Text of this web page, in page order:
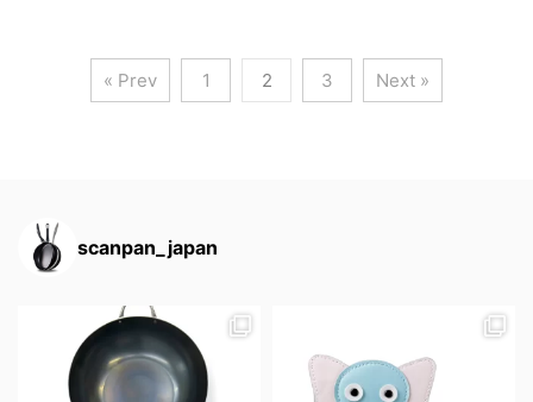
« Prev 1 2 3 Next »
scanpan_japan